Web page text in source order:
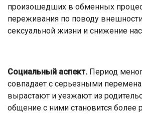
произошедших в обменных
переживания по поводу
сексуальной жизни и снижение
Социальный аспект. Период
совпадает с серьезными
вырастают и уезжают из
общение с ними становится более